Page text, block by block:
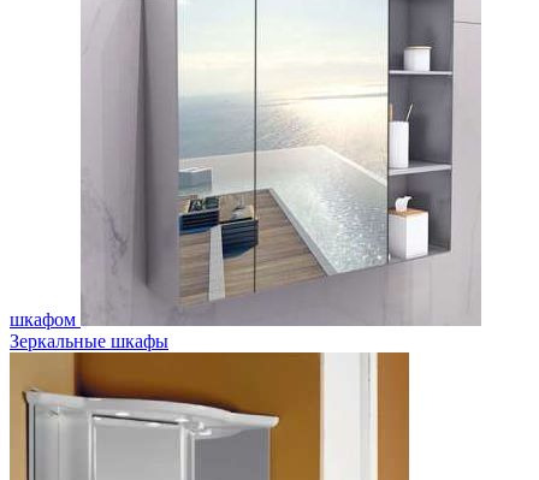
шкафом
Зеркальные шкафы